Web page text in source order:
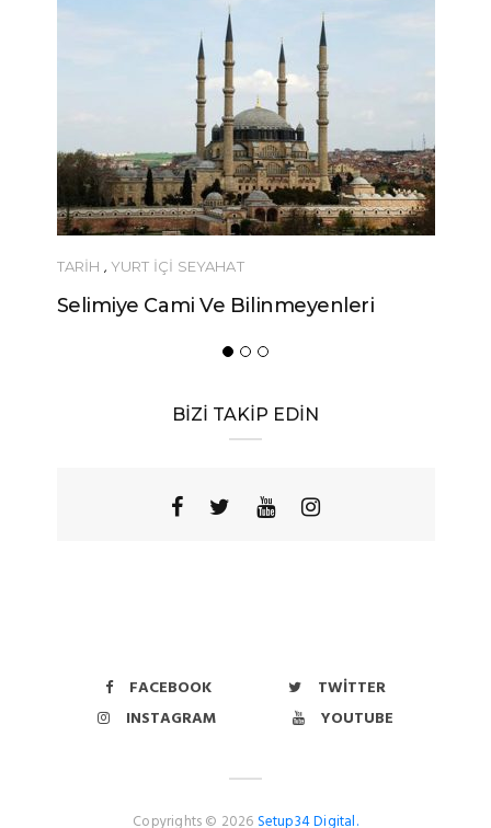
TARİH,YURT İÇİ SEYAHAT
Selimiye Cami Ve Bilinmeyenleri
BİZİ TAKİP EDİN
FACEBOOK
TWITTER
INSTAGRAM
YOUTUBE
Copyrights © 2026 Setup34 Digital.